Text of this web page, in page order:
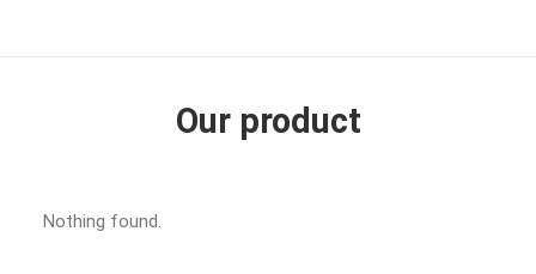
Our product
Nothing found.